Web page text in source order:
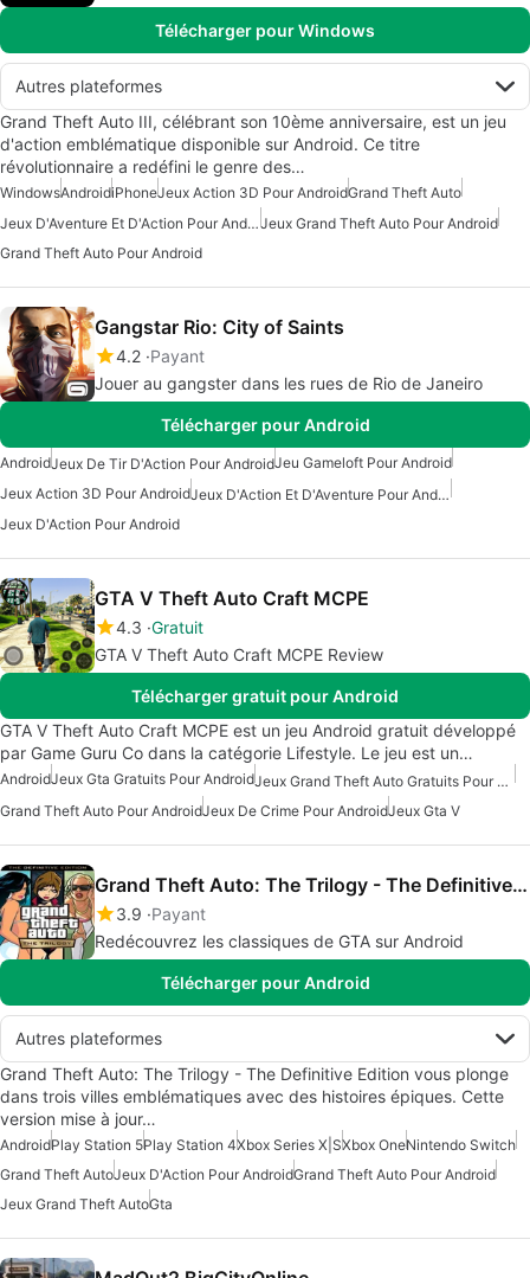
Télécharger pour Windows
Autres plateformes
Grand Theft Auto III, célébrant son 10ème anniversaire, est un jeu
d'action emblématique disponible sur Android. Ce titre
révolutionnaire a redéfini le genre des…
WindowsAndroidiPhoneJeux Action 3D Pour AndroidGrand Theft Auto
Jeux D'Aventure Et D'Action Pour Android Jeux Grand Theft Auto Pour Android
Grand Theft Auto Pour Android
Gangstar Rio: City of Saints
4.2 Payant
Jouer au gangster dans les rues de Rio de Janeiro
Télécharger pour Android
AndroidJeux De Tir D'Action Pour AndroidJeu Gameloft Pour Android
Jeux Action 3D Pour Android
Jeux D'Action Et D'Aventure Pour Android
Jeux D'Action Pour Android
GTA V Theft Auto Craft MCPE
4.3 Gratuit
GTA V Theft Auto Craft MCPE Review
Télécharger gratuit pour Android
GTA V Theft Auto Craft MCPE est un jeu Android gratuit développé
par Game Guru Co dans la catégorie Lifestyle. Le jeu est un…
AndroidJeux Gta Gratuits Pour Android
Jeux Grand Theft Auto Gratuits Pour Android
Grand Theft Auto Pour AndroidJeux De Crime Pour AndroidJeux Gta V
Grand Theft Auto: The Trilogy - The Definitive Edition
3.9 Payant
Redécouvrez les classiques de GTA sur Android
Télécharger pour Android
Autres plateformes
Grand Theft Auto: The Trilogy - The Definitive Edition vous plonge
dans trois villes emblématiques avec des histoires épiques. Cette
version mise à jour…
AndroidPlay Station 5Play Station 4Xbox Series X|SXbox OneNintendo Switch
Grand Theft AutoJeux D'Action Pour AndroidGrand Theft Auto Pour Android
Jeux Grand Theft AutoGta